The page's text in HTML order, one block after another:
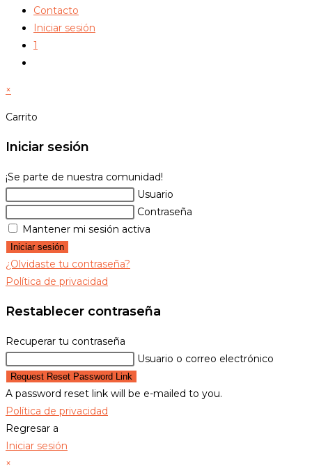
Contacto
Iniciar sesión
1
la
×
Carrito
Iniciar sesión
¡Se parte de nuestra comunidad!
Usuario
Contraseña
Mantener mi sesión activa
Iniciar sesión
¿Olvidaste tu contraseña?
Política de privacidad
Restablecer contraseña
Recuperar tu contraseña
Usuario o correo electrónico
Request Reset Password Link
A password reset link will be e-mailed to you.
Política de privacidad
Regresar a
Iniciar sesión
×